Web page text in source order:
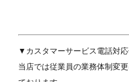
▼カスタマーサービス電話対
当店では従業員の業務体制変